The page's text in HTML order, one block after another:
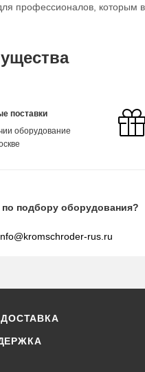
профессионалов, которым
поставки
оборудование
по подбору оборудования?
rus.ru
ДОСТАВКА